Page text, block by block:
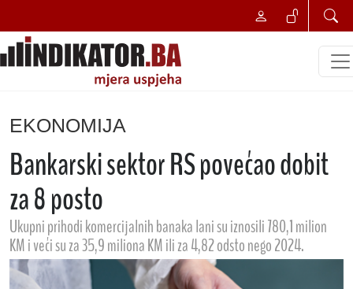
EKONOMIJA
Bankarski sektor RS povećao dobit
za 8 posto
Ukupni prihodi komercijalnih banaka lani su iznosili 780,1 milion
KM i veći su za 35,9 miliona KM ili za 4,82 odsto nego 2024.